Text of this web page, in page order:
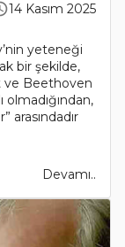
14 Kasım 2025
yeteneği
bir şekilde,
ve Beethoven
olmadığından,
arasındadır
Devamı..